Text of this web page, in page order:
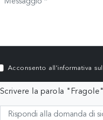
Acconsento all'informativa
Scrivere la parola